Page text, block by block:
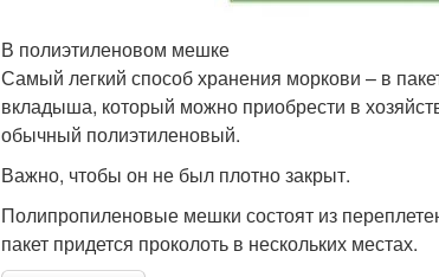
В полиэтиленовом мешке
Самый легкий способ хранения моркови – в
вкладыша, который можно приобрести в
обычный полиэтиленовый.
Важно, чтобы он не был плотно закрыт.
Полипропиленовые мешки состоят из
пакет придется проколоть в нескольких местах.